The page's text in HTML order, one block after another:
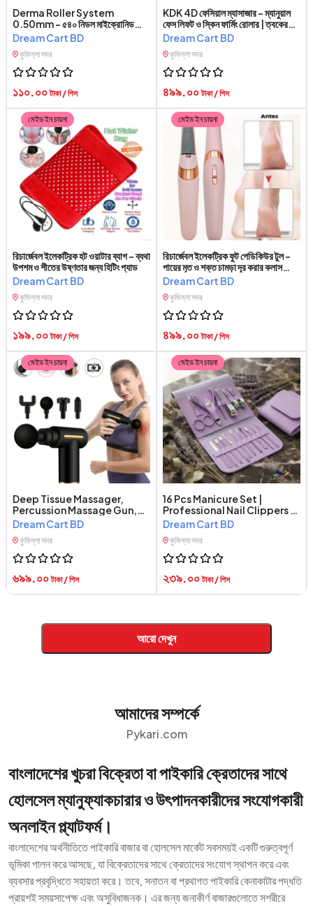
Derma Roller System
0.50mm – ৫৪০ নিডল মাইক্রোনিডলিং
রোলার | মুখ, দাড়ি ও বডি স্কিন কেয়ারের জন্য
ডার্মা রোলার
Dream Cart BD
কুমিল্লা সদর
১১০.০০টাকা / পিস
KDK 4D ফেসিয়াল ম্যাসাজার – ম্যানুয়াল
ফেস লিফট ও স্কিন ফার্মিং রোলার | ত্বকের
যত্ন ও ফেস ম্যাসাজ টুল
Dream Cart BD
কুমিল্লা সদর
৪৯৯.০০টাকা / পিস
মেইড ইন চায়না
রিচার্জেবল ইলেকট্রিক হট ওয়াটার ব্যাগ – ব্যথা
উপশম ও শীতের উষ্ণতার জন্য হিটিং প্যাড
Dream Cart BD
কুমিল্লা সদর
১৯৯.০০টাকা / পিস
মেইড ইন চায়না
রিচার্জেবল ইলেকট্রিক ফুট পেডিকিউর টুল –
পায়ের মৃত ও শক্ত চামড়া দূর করার কলাস
রিমুভার মেশিন
Dream Cart BD
কুমিল্লা সদর
৪৯৯.০০টাকা / পিস
মেইড ইন চায়না
Deep Tissue Massager,
Percussion Massage Gun,
Full Body Massager, LCD
Massage Gun,
Rechargeable Massager,
Muscle
Dream Cart BD
কুমিল্লা সদর
৬৯৯.০০টাকা / পিস
মেইড ইন চায়না
16 Pcs Manicure Set |
Professional Nail Clippers &
Pedicure Kit
Dream Cart BD
কুমিল্লা সদর
২৩৯.০০টাকা / পিস
আরো দেখুন
আমাদের সম্পর্কে
Pykari.com
বাংলাদেশের খুচরা বিক্রেতা বা পাইকারি ক্রেতাদের সাথে
হোলসেল ম্যানুফ্যাকচারার ও উৎপাদনকারীদের সংযোগকারী
অনলাইন প্ল্যাটফর্ম।
বাংলাদেশের অর্থনীতিতে পাইকারি বাজার বা হোলসেল মার্কেট সবসময়ই একটি গুরুত্বপূর্ণ
ভূমিকা পালন করে আসছে, যা বিক্রেতাদের সাথে ক্রেতাদের সংযোগ স্থাপন করে এবং
ব্যবসার প্রবৃদ্ধিতে সহায়তা করে। তবে, সনাতন বা প্রথাগত পাইকারি কেনাকাটার পদ্ধতি
প্রায়শই সময়সাপেক্ষ এবং অসুবিধাজনক। এর জন্য জনাকীর্ণ বাজারগুলোতে সশরীরে